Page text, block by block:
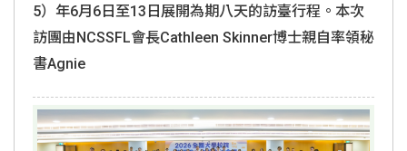
5）年6月6日至13日展開為期八天的訪臺行程。本次
訪團由NCSSFL會長Cathleen Skinner博士親自率領秘
書Agnie